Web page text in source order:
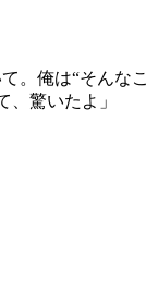
。俺は“そんな
驚いたよ」